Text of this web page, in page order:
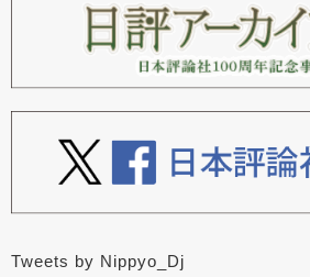
Tweets by Nippyo_Dj